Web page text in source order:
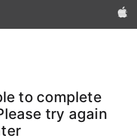
Apple‏
to complete
try again